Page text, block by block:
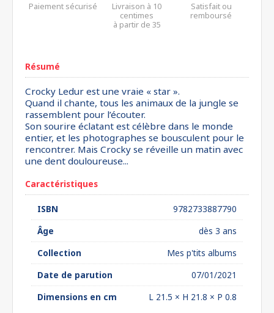
Paiement sécurisé
Livraison à 10
centimes
à partir de 35
Satisfait ou
remboursé
Résumé
Crocky Ledur est une vraie « star ».
Quand il chante, tous les animaux de la jungle se
rassemblent pour l’écouter.
Son sourire éclatant est célèbre dans le monde
entier, et les photographes se bousculent pour le
rencontrer. Mais Crocky se réveille un matin avec
une dent douloureuse...
Caractéristiques
ISBN
9782733887790
Âge
dès 3 ans
Collection
Mes p'tits albums
Date de parution
07/01/2021
Dimensions en cm
L 21.5 × H 21.8 × P 0.8